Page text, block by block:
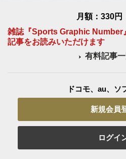
月額：330円
雑誌『Sports Graphic Number
記事をお読みいただけます
有料記事
ドコモ、au、ソ
新規会員
ログイ